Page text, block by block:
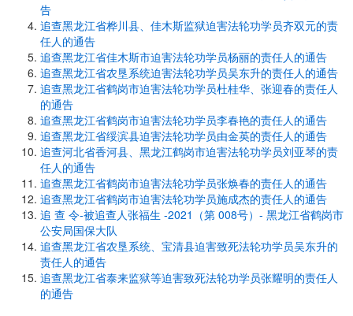
告
追查黑龙江省桦川县、佳木斯监狱迫害法轮功学员齐双元的责
任人的通告
追查黑龙江省佳木斯市迫害法轮功学员杨丽的责任人的通告
追查黑龙江省农垦系统迫害法轮功学员吴东升的责任人的通告
追查黑龙江省鹤岗市迫害法轮功学员杜桂华、张迎春的责任人
的通告
追查黑龙江省鹤岗市迫害法轮功学员李春艳的责任人的通告
追查黑龙江省绥滨县迫害法轮功学员由金英的责任人的通告
追查河北省香河县、黑龙江鹤岗市迫害法轮功学员刘亚琴的责
任人的通告
追查黑龙江省鹤岗市迫害法轮功学员张焕春的责任人的通告
追查黑龙江省鹤岗市迫害法轮功学员施成杰的责任人的通告
追 查 令-被追查人张福生 -2021（第 008号）- 黑龙江省鹤岗市
公安局国保大队
追查黑龙江省农垦系统、宝清县迫害致死法轮功学员吴东升的
责任人的通告
追查黑龙江省泰来监狱等迫害致死法轮功学员张耀明的责任人
的通告